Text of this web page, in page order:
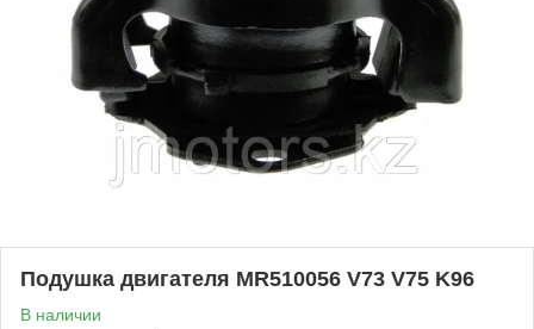
Подушка двигателя MR510056 V73 V75 K96
В наличии